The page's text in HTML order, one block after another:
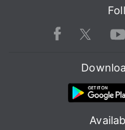
Facebook Twitter